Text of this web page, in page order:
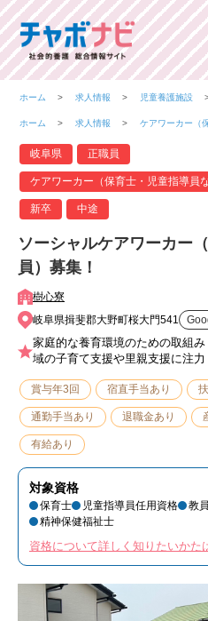
ホーム 求人情報 児童養護施設
ホーム 求人情報 ケアワーカー（
岐阜県 正職員
ケアワーカー（保育士・児童指導員な
新卒 中途
ソーシャルケアワーカー
員）募集！
樹心寮
岐阜県揖斐郡大野町桜大門541
家庭的な養育環境のための取組
域の子育て支援や里親支援に注力
賞与年3回 宿直手当あり
通勤手当あり 退職金あり
有給あり
対象資格
保育士 児童指導員任用資格 教
精神保健福祉士
資格について詳しく知りたいかた